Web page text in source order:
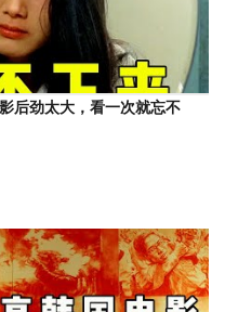
后劲太大，看一次就忘不